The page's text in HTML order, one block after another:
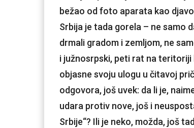
bežao od foto aparata kao
Srbija je tada gorela – ne samo
drmali gradom i zemljom, ne
i južnosrpski, peti rat na teritoriji
objasne svoju ulogu u čitavoj
odgovora, još uvek: da li je,
udara protiv nove, još i
Srbije“? Ili je neko, možda, još